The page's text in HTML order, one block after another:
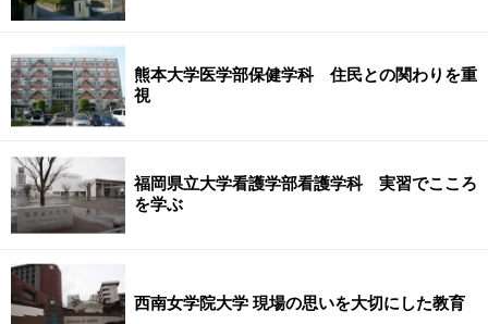
熊本大学医学部保健学科 住民との関わりを重
視
福岡県立大学看護学部看護学科 実習でこころ
を学ぶ
西南女学院大学 現場の思いを大切にした教育